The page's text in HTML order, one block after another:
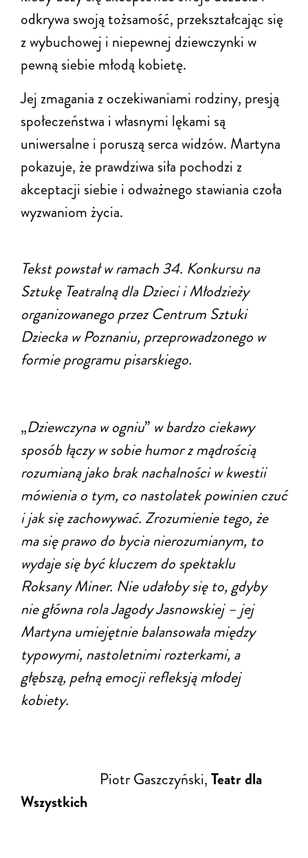
odkrywa swoją tożsamość, przekształcając się
z wybuchowej i niepewnej dziewczynki w
pewną siebie młodą kobietę.
Jej zmagania z oczekiwaniami rodziny, presją
społeczeństwa i własnymi lękami są
uniwersalne i poruszą serca widzów. Martyna
pokazuje, że prawdziwa siła pochodzi z
akceptacji siebie i odważnego stawiania czoła
wyzwaniom życia.
Tekst powstał w ramach 34. Konkursu na
Sztukę Teatralną dla Dzieci i Młodzieży
organizowanego przez Centrum Sztuki
Dziecka w Poznaniu, przeprowadzonego w
formie programu pisarskiego.
„Dziewczyna w ogniu” w bardzo ciekawy
sposób łączy w sobie humor z mądrością
rozumianą jako brak nachalności w kwestii
mówienia o tym, co nastolatek powinien czuć
i jak się zachowywać. Zrozumienie tego, że
ma się prawo do bycia nierozumianym, to
wydaje się być kluczem do spektaklu
Roksany Miner. Nie udałoby się to, gdyby
nie główna rola Jagody Jasnowskiej – jej
Martyna umiejętnie balansowała między
typowymi, nastoletnimi rozterkami, a
głębszą, pełną emocji refleksją młodej
kobiety.
Piotr Gaszczyński,Teatr dla
Wszystkich